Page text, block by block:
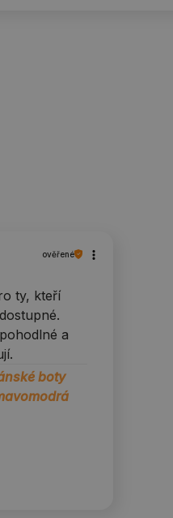
ověřené
ty, kteří
a
boty